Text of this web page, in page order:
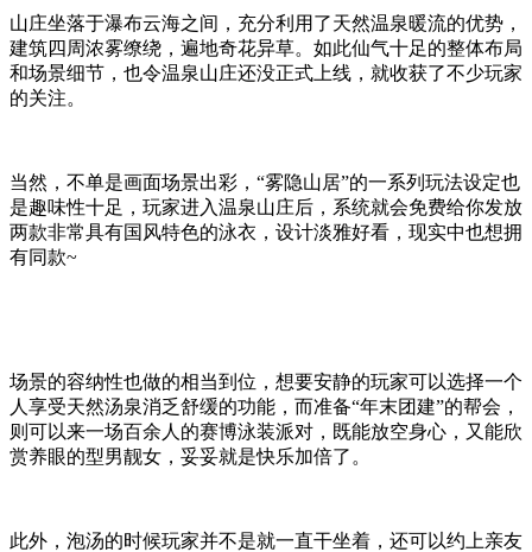
山庄坐落于瀑布云海之间，充分利用了天然温泉暖流的优势，
建筑四周浓雾缭绕，遍地奇花异草。如此仙气十足的整体布局
和场景细节，也令温泉山庄还没正式上线，就收获了不少玩家
的关注。
当然，不单是画面场景出彩，“雾隐山居”的一系列玩法设定也
是趣味性十足，玩家进入温泉山庄后，系统就会免费给你发放
两款非常具有国风特色的泳衣，设计淡雅好看，现实中也想拥
有同款~
场景的容纳性也做的相当到位，想要安静的玩家可以选择一个
人享受天然汤泉消乏舒缓的功能，而准备“年末团建”的帮会，
则可以来一场百余人的赛博泳装派对，既能放空身心，又能欣
赏养眼的型男靓女，妥妥就是快乐加倍了。
此外，泡汤的时候玩家并不是就一直干坐着，还可以约上亲友